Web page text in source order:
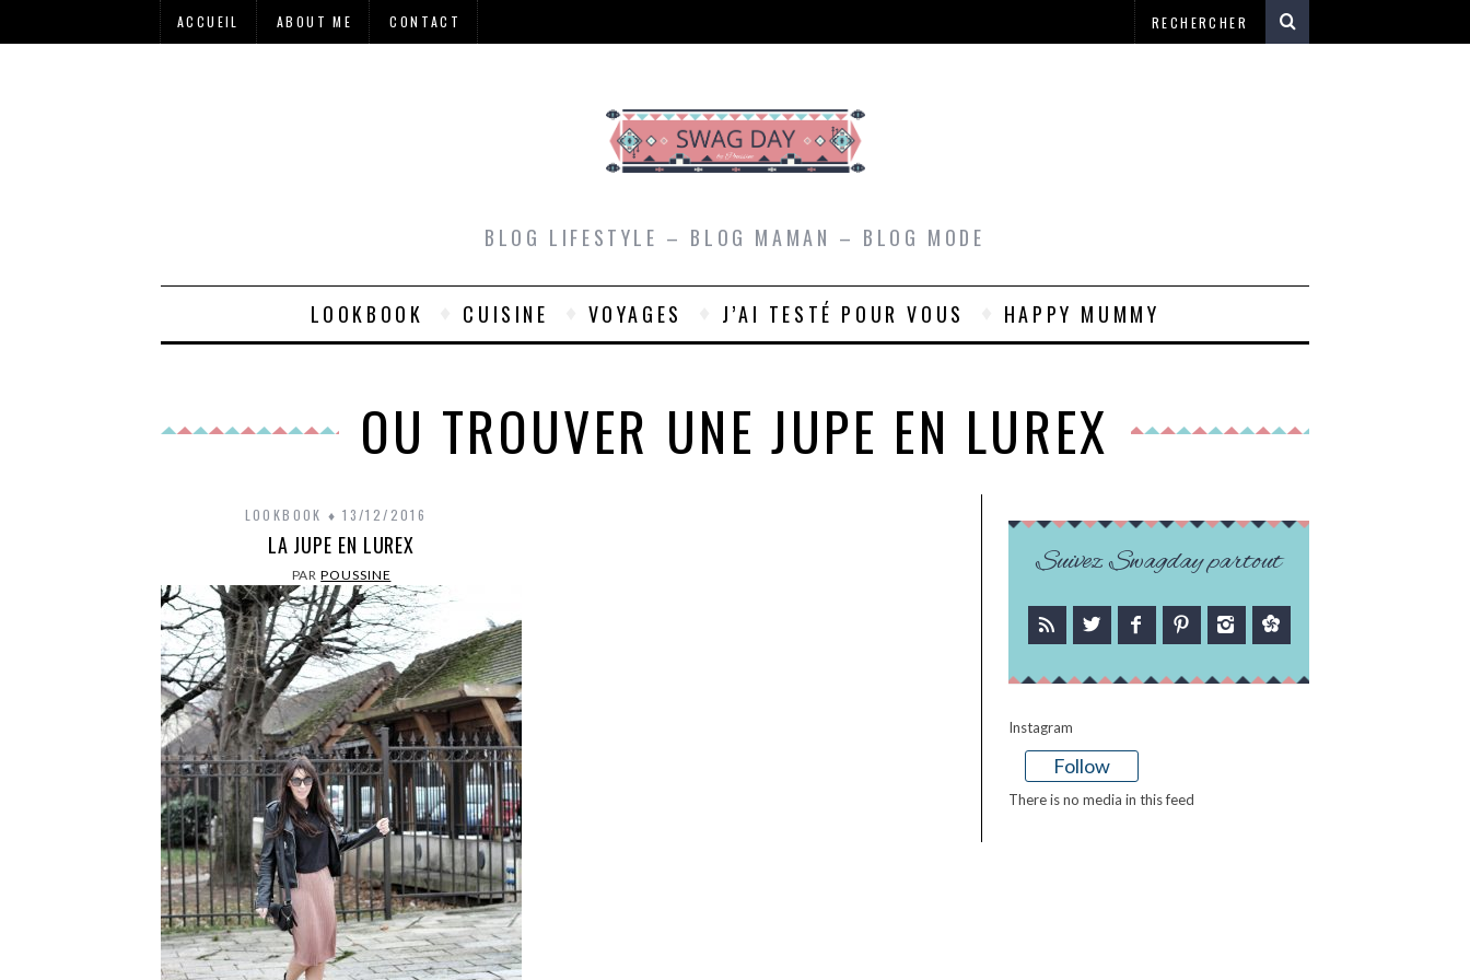
ACCUEIL ABOUT ME CONTACT
BLOG LIFESTYLE – BLOG MAMAN – BLOG MODE
LOOKBOOK CUISINE VOYAGES J’AI TESTÉ POUR VOUS HAPPY MUMMY
OU TROUVER UNE JUPE EN LUREX
LOOKBOOK 13/12/2016
LA JUPE EN LUREX
PARPOUSSINE Suivez Swagday partout
Instagram
Follow
There is no media in this feed